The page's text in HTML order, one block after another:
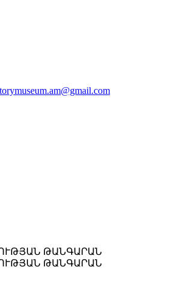
ԹԱՆԳԱՐԱՆ
ԹԱՆԳԱՐԱՆ